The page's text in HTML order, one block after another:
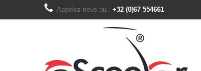
Appelez-nous au : +32 (0)67 554661